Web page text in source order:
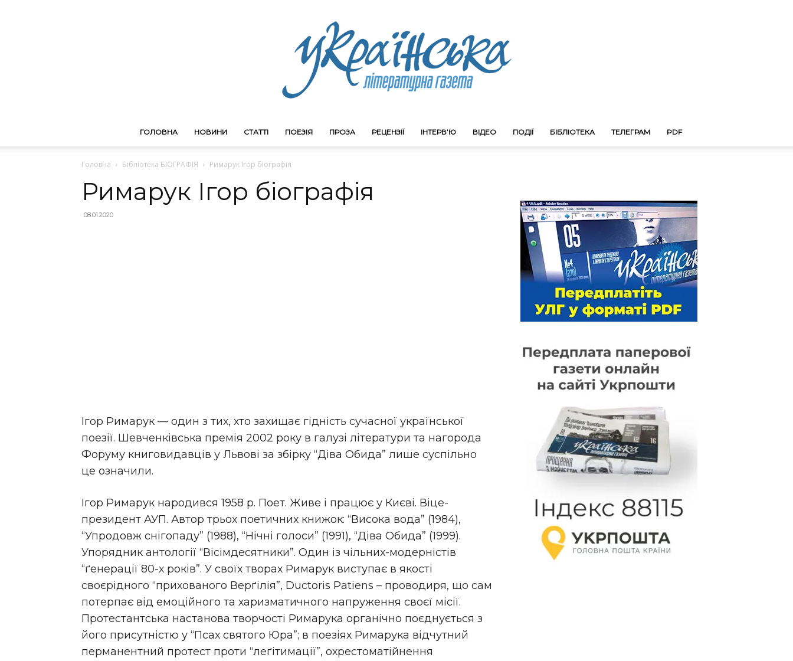
ГОЛОВНА НОВИНИ СТАТТІ ПОЕЗІЯ ПРОЗА РЕЦЕНЗІЇ ІНТЕРВ’Ю ВІДЕО ПОДІЇ БІБЛІОТЕКА ТЕЛЕГРАМ PDF
Головна Бібліотека БІОГРАФІЯ Римарук Ігор біографія
Римарук Ігор біографія
08.01.2020
Iгор Римарук — один з тих, хто захищає гідність сучасної української
поезії. Шевченківська премія 2002 року в галузі літератури та нагорода
Форуму книговидавців у Львові за збірку “Діва Обида” лише суспільно
це означили.
Ігор Римарук народився 1958 р. Поет. Живе і працює у Києві. Віце-
президент АУП. Автор трьох поетичних книжок: “Висока вода” (1984),
“Упродовж снігопаду” (1988), “Нічні голоси” (1991), “Діва Обида” (1999).
Упорядник антології “Вісімдесятники”. Один із чільних-модерністів
“ґенерації 80-х років”. У своїх творах Римарук виступає в якості
своєрідного “прихованого Верґілія”, Ductoris Patiens – проводиря, що сам
потерпає від емоційного та харизматичного напруження своєї місії.
Протестантська настанова творчості Римарука органічно поєднується з
його присутністю у “Псах святого Юра”; в поезіях Римарука відчутний
перманентний протест проти “леґітимації”, охрестоматійнення